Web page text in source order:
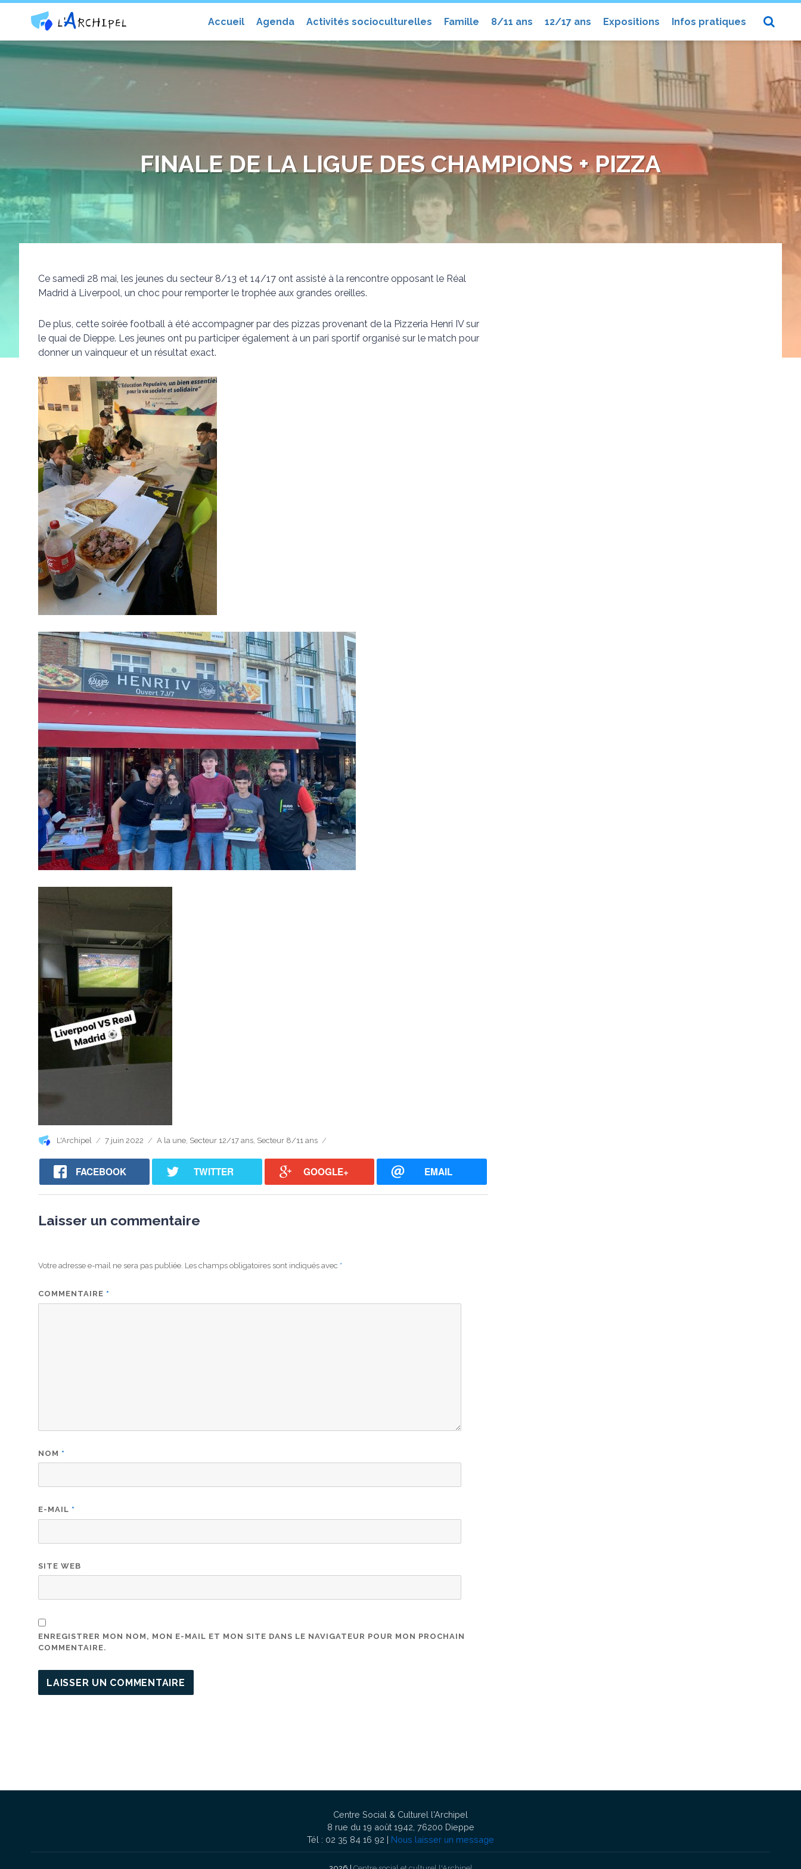
Accueil Agenda Activités socioculturelles Famille 8/11 ans 12/17 ans Expositions Infos pratiques
Centre social et culturel l'Archipel
FINALE DE LA LIGUE DES CHAMPIONS + PIZZA
Ce samedi 28 mai, les jeunes du secteur 8/13 et 14/17 ont assisté à la rencontre opposant le Réal
Madrid à Liverpool, un choc pour remporter le trophée aux grandes oreilles.
De plus, cette soirée football à été accompagner par des pizzas provenant de la Pizzeria Henri IV sur
le quai de Dieppe. Les jeunes ont pu participer également à un pari sportif organisé sur le match pour
donner un vainqueur et un résultat exact.
Auteur
L'Archipel
Publié
7 juin 2022 Catégories
A la une, Secteur 12/17 ans, Secteur 8/11 ans
FACEBOOK TWITTER GOOGLE+ EMAIL
Laisser un commentaire
Votre adresse e-mail ne sera pas publiée. Les champs obligatoires sont indiqués avec *
COMMENTAIRE *
NOM *
E-MAIL *
SITE WEB
ENREGISTRER MON NOM, MON E-MAIL ET MON SITE DANS LE NAVIGATEUR POUR MON PROCHAIN
COMMENTAIRE.
Centre Social & Culturel l'Archipel
8 rue du 19 août 1942, 76200 Dieppe
Tél : 02 35 84 16 92 | Nous laisser un message